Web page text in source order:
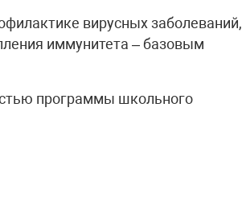
вирусных заболеваний,
иммунитета – базовым
программы школьного